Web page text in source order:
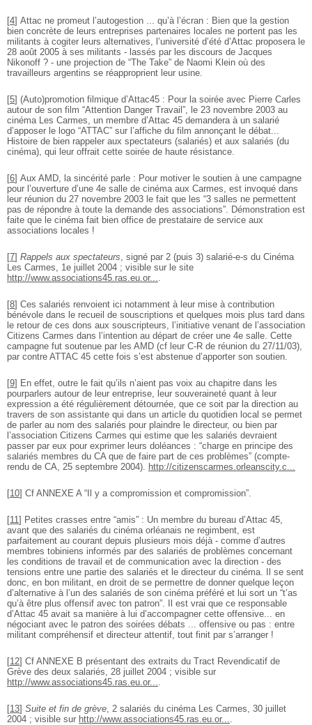
[4] Attac ne promeut l’autogestion ... qu’à l’écran : Bien que la gestion
bien concrète de leurs entreprises partenaires locales ne portent pas les
militants à cogiter leurs alternatives, l’université d’été d’Attac proposera le
28 août 2005 à ses militants - lassés par les discours de Jacques
Nikonoff ? - une projection de “The Take” de Naomi Klein où des
travailleurs argentins se réapproprient leur usine.
[5] (Auto)promotion filmique d’Attac45 : Pour la soirée avec Pierre Carles
autour de son film “Attention Danger Travail”, le 23 novembre 2003 au
cinéma Les Carmes, un membre d’Attac 45 demandera à un salarié
d’apposer le logo “ATTAC” sur l’affiche du film annonçant le débat...
Histoire de bien rappeler aux spectateurs (salariés) et aux salariés (du
cinéma), qui leur offrait cette soirée de haute résistance.
[6] Aux AMD, la sincérité parle : Pour motiver le soutien à une campagne
pour l’ouverture d’une 4e salle de cinéma aux Carmes, est invoqué dans
leur réunion du 27 novembre 2003 le fait que les “3 salles ne permettent
pas de répondre à toute la demande des associations”. Démonstration est
faite que le cinéma fait bien office de prestataire de service aux
associations locales !
[7] Rappels aux spectateurs, signé par 2 (puis 3) salarié-e-s du Cinéma
Les Carmes, 1e juillet 2004 ; visible sur le site
http://www.associations45.ras.eu.or....
[8] Ces salariés renvoient ici notamment à leur mise à contribution
bénévole dans le recueil de souscriptions et quelques mois plus tard dans
le retour de ces dons aux souscripteurs, l’initiative venant de l’association
Citizens Carmes dans l’intention au départ de créer une 4e salle. Cette
campagne fut soutenue par les AMD (cf leur C-R de réunion du 27/11/03),
par contre ATTAC 45 cette fois s’est abstenue d’apporter son soutien.
[9] En effet, outre le fait qu’ils n’aient pas voix au chapitre dans les
pourparlers autour de leur entreprise, leur souveraineté quant à leur
expression a été régulièrement détournée, que ce soit par la direction au
travers de son assistante qui dans un article du quotidien local se permet
de parler au nom des salariés pour plaindre le directeur, ou bien par
l’association Citizens Carmes qui estime que les salariés devraient
passer par eux pour exprimer leurs doléances : “charge en principe des
salariés membres du CA que de faire part de ces problèmes” (compte-
rendu de CA, 25 septembre 2004). http://citizenscarmes.orleanscity.c...
[10] Cf ANNEXE A “Il y a compromission et compromission”.
[11] Petites crasses entre “amis” : Un membre du bureau d’Attac 45,
avant que des salariés du cinéma orléanais ne regimbent, est
parfaitement au courant depuis plusieurs mois déjà - comme d’autres
membres tobiniens informés par des salariés de problèmes concernant
les conditions de travail et de communication avec la direction - des
tensions entre une partie des salariés et le directeur du cinéma. Il se sent
donc, en bon militant, en droit de se permettre de donner quelque leçon
d’alternative à l’un des salariés de son cinéma préféré et lui sort un “t’as
qu’à être plus offensif avec ton patron”. Il est vrai que ce responsable
d’Attac 45 avait sa manière à lui d’accompagner cette offensive... en
négociant avec le patron des soirées débats ... offensive ou pas : entre
militant compréhensif et directeur attentif, tout finit par s’arranger !
[12] Cf ANNEXE B présentant des extraits du Tract Revendicatif de
Grève des deux salariés, 28 juillet 2004 ; visible sur
http://www.associations45.ras.eu.or....
[13] Suite et fin de grève, 2 salariés du cinéma Les Carmes, 30 juillet
2004 ; visible sur http://www.associations45.ras.eu.or....